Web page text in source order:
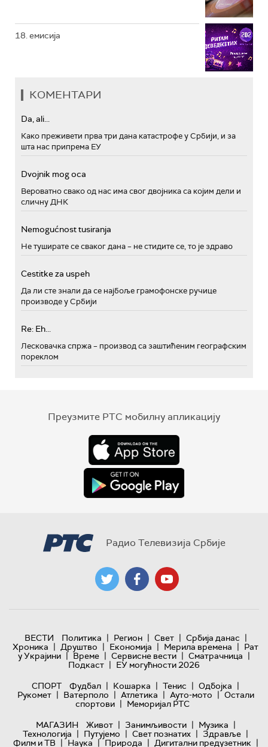
18. емисија
КОМЕНТАРИ
Da, ali...
Како преживети прва три дана катастрофе у Србији, и за
шта нас припрема ЕУ
Dvojnik mog oca
Вероватно свако од нас има свог двојника са којим дели и
сличну ДНК
Nemogućnost tusiranja
Не туширате се сваког дана – не стидите се, то је здраво
Cestitke za uspeh
Да ли сте знали да се најбоље грамофонске ручице
производе у Србији
Re: Eh...
Лесковачка спржа – производ са заштићеним географским
пореклом
Преузмите РТС мобилну апликацију
Радио Телевизија Србије
ВЕСТИ Политика | Регион | Свет | Србија данас |
Хроника | Друштво | Економија | Мерила времена | Рат
у Украјини | Време | Сервисне вести | Сматрачница |
Подкаст | ЕУ могућности 2026
СПОРТ
Фудбал | Кошарка | Тенис | Одбојка |
Рукомет | Ватерполо | Атлетика | Ауто-мото | Остали
спортови | Меморијал РТС
МАГАЗИН
Живот | Занимљивости | Музика |
Технологијa | Путујемо | Свет познатих | Здравље |
Филм и ТВ | Наука | Природа | Дигитални предузетник |